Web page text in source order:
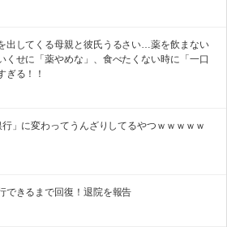
出してくる母親と彼氏うるさい…薬を飲まない
くせに「薬やめな」、食べたくない時に「一口
ぎる！！
行」に変わってうんざりしてるやつｗｗｗｗｗ
できるまで回復！退院を報告